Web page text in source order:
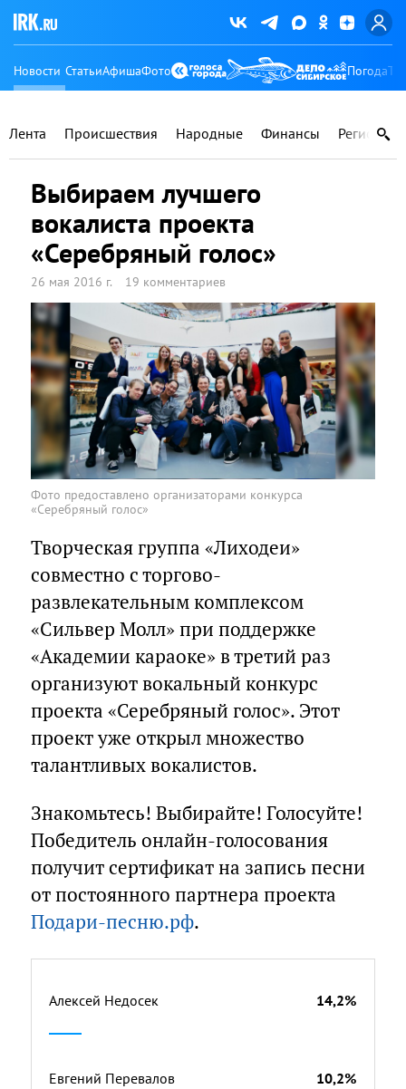
Новости СтатьиАфишаФото Погода
Лента Происшествия Народные Финансы Регионы
Выбираем лучшего
вокалиста проекта
«Серебряный голос»
26 мая 2016 г. 19 комментариев
Фото предоставлено организаторами конкурса
«Серебряный голос»
Творческая группа «Лиходеи»
совместно с торгово-
развлекательным комплексом
«Сильвер Молл» при поддержке
«Академии караоке» в третий раз
организуют вокальный конкурс
проекта «Серебряный голос». Этот
проект уже открыл множество
талантливых вокалистов.
Знакомьтесь! Выбирайте! Голосуйте!
Победитель онлайн-голосования
получит сертификат на запись песни
от постоянного партнера проекта
Подари-песню.рф.
Алексей Недосек 14,2%
Евгений Перевалов 10,2%